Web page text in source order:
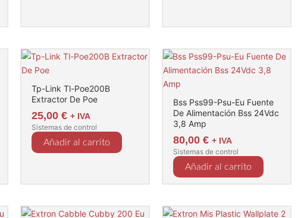
Tp-Link Tl-Poe200B
Extractor De Poe
25,00€ + IVA
Sistemas de control
Añadir al carrito
Bss Pss99-Psu-Eu Fuente
De Alimentación Bss 24Vdc
3,8 Amp
80,00 € + IVA
Sistemas de control
Añadir al carrito